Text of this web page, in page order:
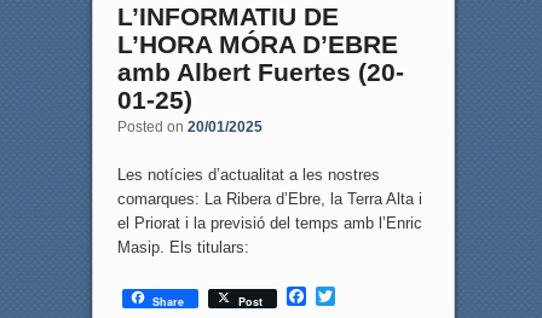
L’INFORMATIU DE
L’HORA MÓRA D’EBRE
amb Albert Fuertes (20-
01-25)
Posted on 20/01/2025
Les notícies d’actualitat a les nostres
comarques: La Ribera d’Ebre, la Terra Alta i
el Priorat i la previsió del temps amb l’Enric
Masip. Els titulars:
Share Post
F
T